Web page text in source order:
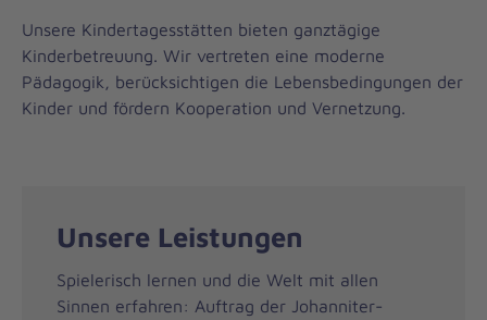
Unsere Kindertagesstätten bieten ganztägige
Kinderbetreuung. Wir vertreten eine moderne
Pädagogik, berücksichtigen die Lebensbedingungen der
Kinder und fördern Kooperation und Vernetzung.
Unsere Leistungen
Spielerisch lernen und die Welt mit allen
Sinnen erfahren: Auftrag der Johanniter-